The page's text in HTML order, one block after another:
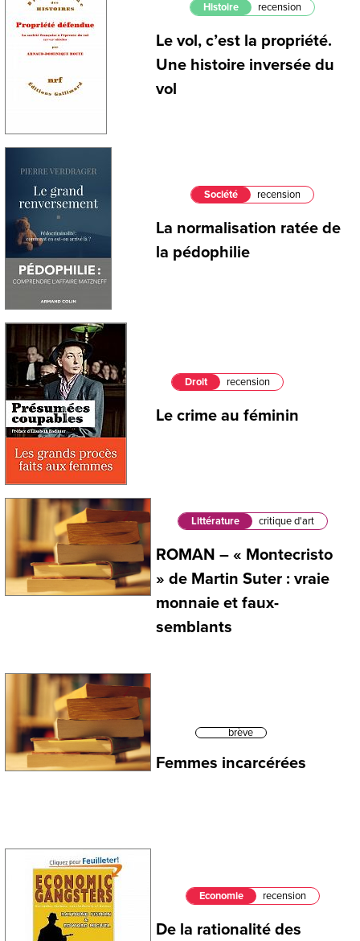
Histoire recension
Le vol, c’est la propriété.
Une histoire inversée du
vol
Société recension
La normalisation ratée de
la pédophilie
Droit recension
Le crime au féminin
Littérature critique d'art
ROMAN – « Montecristo
» de Martin Suter : vraie
monnaie et faux-
semblants
brève
Femmes incarcérées
Economie recension
De la rationalité des